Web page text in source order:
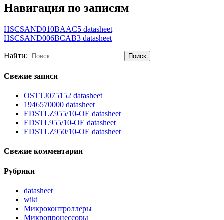
Навигация по записям
HSCSAND010BAAC5 datasheet
HSCSAND006BCAB3 datasheet
Найти:
Свежие записи
OSTTJ075152 datasheet
1946570000 datasheet
EDSTLZ955/10-OE datasheet
EDSTL955/10-OE datasheet
EDSTLZ950/10-OE datasheet
Свежие комментарии
Рубрики
datasheet
wiki
Микроконтроллеры
Микропроцессоры